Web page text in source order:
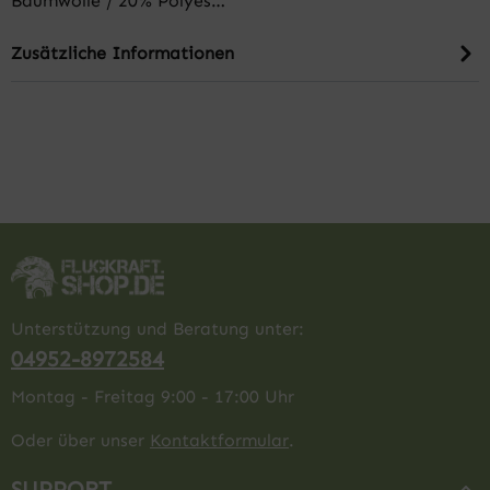
Zusätzliche Informationen
Unterstützung und Beratung unter:
04952-8972584
Montag - Freitag 9:00 - 17:00 Uhr
Oder über unser Kontaktformular.